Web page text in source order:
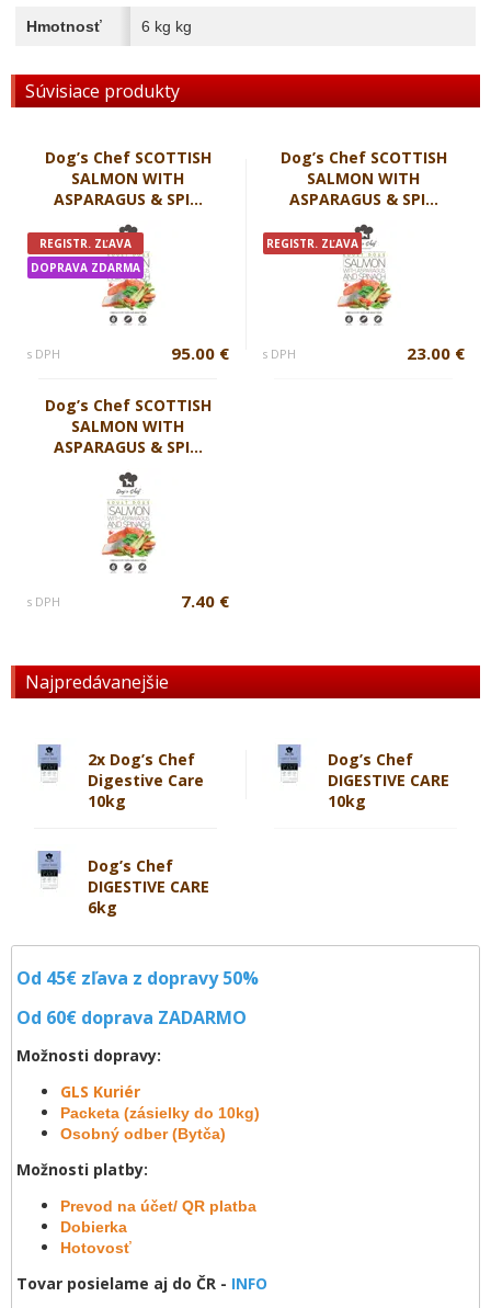
Od 45€ zľava z dopravy 50%
Od 60€ doprava ZADARMO
Možnosti dopravy:
GLS Kuriér
Packeta (zásielky do 10kg)
Osobný odber (Bytča)
Možnosti platby:
Prevod na účet/ QR platba
Dobierka
Hotovosť
Tovar posielame aj do ČR - INFO
Najpredávanejšie
2x Dog’s Chef
Digestive Care
10kg
Dog’s Chef
DIGESTIVE CARE
10kg
Dog’s Chef
DIGESTIVE CARE
6kg
Hmotnosť 6 kg kg
Súvisiace produkty
Dog’s Chef SCOTTISH
SALMON WITH
ASPARAGUS & SPI...
REGISTR. ZĽAVA
DOPRAVA ZDARMA
s DPH 95.00 €
Dog’s Chef SCOTTISH
SALMON WITH
ASPARAGUS & SPI...
REGISTR. ZĽAVA
s DPH 23.00 €
Dog’s Chef SCOTTISH
SALMON WITH
ASPARAGUS & SPI...
s DPH 7.40 €